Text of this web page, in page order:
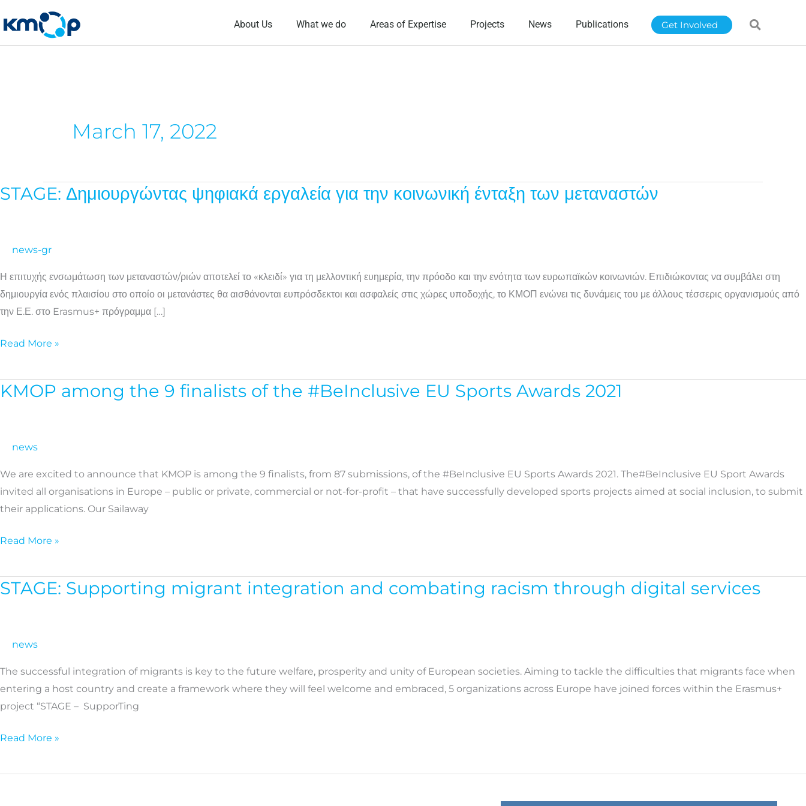
to
content
About Us What we do Areas of Expertise Projects News Publications Get Involved
March 17, 2022
STAGE: Δημιουργώντας ψηφιακά εργαλεία για την κοινωνική ένταξη των μεταναστών
news-gr
Η επιτυχής ενσωμάτωση των μεταναστών/ριών αποτελεί το «κλειδί» για τη μελλοντική ευημερία, την πρόοδο και την ενότητα των ευρωπαϊκών κοινωνιών. Επιδιώκοντας να συμβάλει στη
δημιουργία ενός πλαισίου στο οποίο οι μετανάστες θα αισθάνονται ευπρόσδεκτοι και ασφαλείς στις χώρες υποδοχής, το ΚΜΟΠ ενώνει τις δυνάμεις του με άλλους τέσσερις οργανισμούς από
την Ε.Ε. στο Erasmus+ πρόγραμμα […]
STAGE:
την
κοινωνική
ένταξη
μεταναστών
Read More »
KMOP among the 9 finalists of the #BeInclusive EU Sports Awards 2021
news
We are excited to announce that KMOP is among the 9 finalists, from 87 submissions, of the #BeInclusive EU Sports Awards 2021. The#BeInclusive EU Sport Awards
invited all organisations in Europe – public or private, commercial or not-for-profit – that have successfully developed sports projects aimed at social inclusion, to submit
their applications. Our Sailaway
KMOP
of
the
#BeInclusive
Sports
2021
Read More »
STAGE: Supporting migrant integration and combating racism through digital services
news
The successful integration of migrants is key to the future welfare, prosperity and unity of European societies. Aiming to tackle the difficulties that migrants face when
entering a host country and create a framework where they will feel welcome and embraced, 5 organizations across Europe have joined forces within the Erasmus+
project “STAGE – SupporTing
STAGE:
combating
racism
through
services
Read More »